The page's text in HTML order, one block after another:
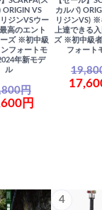
ORIGIN VS
ジンVSウー
高のエント
ーズ ※初中級
フォートモ
年新モデ
ル
円
円
カルパ)
リジンVS) ※
上達できる
ズ ※初中級
フォート
4